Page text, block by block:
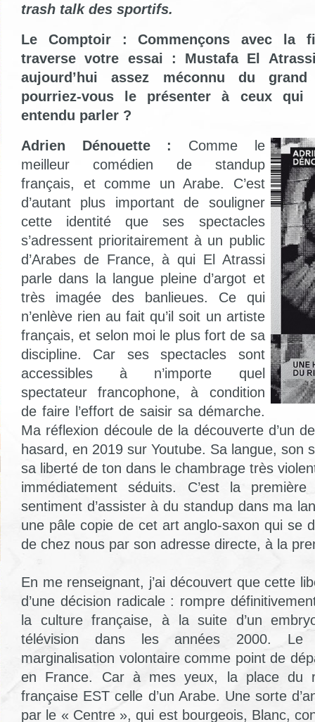
trash talk des sportifs.
Le Comptoir : Commençons avec la
traverse votre essai : Mustafa El
aujourd’hui assez méconnu du
pourriez-vous le présenter à ceux qui
entendu parler ?
Adrien Dénouette :
Comme le
meilleur comédien de standup
français, et comme un Arabe. C’est
d’autant plus important de souligner
cette identité que ses spectacles
s’adressent prioritairement à un public
d’Arabes de France, à qui El Atrassi
parle dans la langue pleine d’argot et
très imagée des banlieues. Ce qui
n’enlève rien au fait qu’il soit un artiste
français, et selon moi le plus fort de sa
discipline. Car ses spectacles sont
accessibles à n’importe quel
spectateur francophone, à condition
de faire l’effort de saisir sa démarche.
Ma réflexion découle de la découverte d’un
hasard, en 2019 sur Youtube. Sa langue, son
sa liberté de ton dans le chambrage très
immédiatement séduits. C’est la
sentiment d’assister à du standup dans ma
une pâle copie de cet art anglo-saxon qui se
de chez nous par son adresse directe, à la
En me renseignant, j’ai découvert que cette
d’une décision radicale : rompre
la culture française, à la suite d’un
télévision dans les années 2000. Le
marginalisation volontaire comme point de
en France. Car à mes yeux, la place du
française EST celle d’un Arabe. Une sorte
par le « Centre », qui est bourgeois, Blanc,